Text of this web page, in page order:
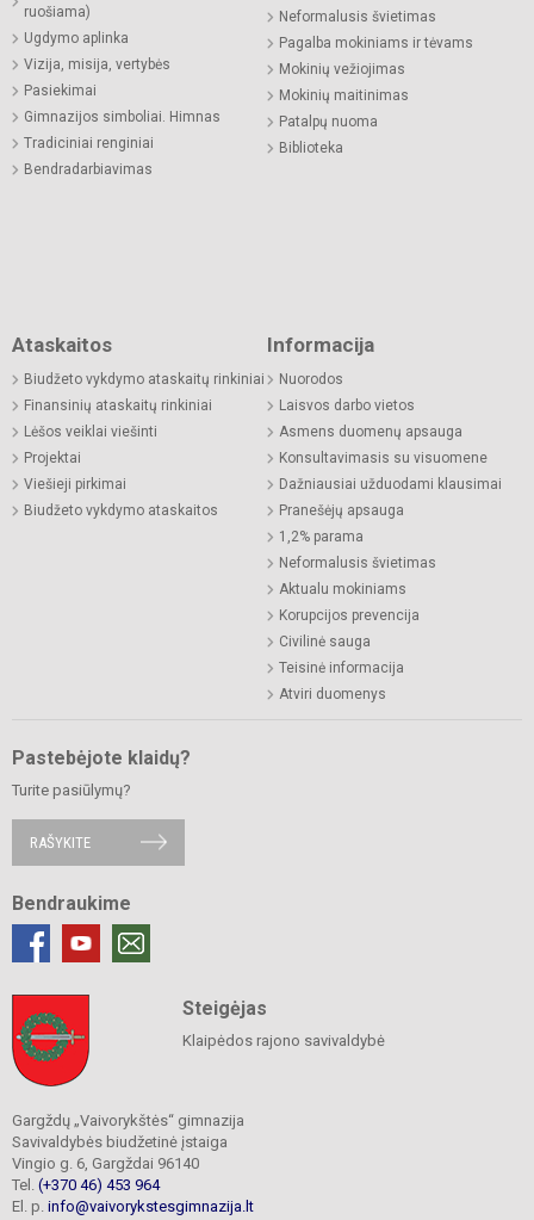
ruošiama)
Ugdymo aplinka
Vizija, misija, vertybės
Pasiekimai
Gimnazijos simboliai. Himnas
Tradiciniai renginiai
Bendradarbiavimas
Neformalusis švietimas
Pagalba mokiniams ir tėvams
Mokinių vežiojimas
Mokinių maitinimas
Patalpų nuoma
Biblioteka
Ataskaitos
Biudžeto vykdymo ataskaitų rinkiniai
Finansinių ataskaitų rinkiniai
Lėšos veiklai viešinti
Projektai
Viešieji pirkimai
Biudžeto vykdymo ataskaitos
Informacija
Nuorodos
Laisvos darbo vietos
Asmens duomenų apsauga
Konsultavimasis su visuomene
Dažniausiai užduodami klausimai
Pranešėjų apsauga
1,2% parama
Neformalusis švietimas
Aktualu mokiniams
Korupcijos prevencija
Civilinė sauga
Teisinė informacija
Atviri duomenys
Pastebėjote klaidų?
Turite pasiūlymų?
RAŠYKITE
Bendraukime
Steigėjas
Klaipėdos rajono savivaldybė
Gargždų „Vaivorykštės“ gimnazija
Savivaldybės biudžetinė įstaiga
Vingio g. 6, Gargždai 96140
Tel. (+370 46) 453 964
El. p. info@vaivorykstesgimnazija.lt